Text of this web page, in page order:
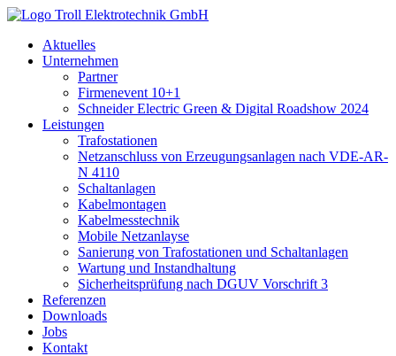
Zum
springenAktuelles
Unternehmen
Partner
Firmenevent 10+1
Schneider Electric Green & Digital Roadshow 2024
Leistungen
Trafostationen
Netzanschluss von Erzeugungsanlagen nach VDE-AR-
N 4110
Schaltanlagen
Kabelmontagen
Kabelmesstechnik
Mobile Netzanlayse
Sanierung von Trafostationen und Schaltanlagen
Wartung und Instandhaltung
Sicherheitsprüfung nach DGUV Vorschrift 3
Referenzen
Downloads
Jobs
Kontakt